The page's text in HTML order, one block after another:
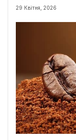
29 Квітня, 2026